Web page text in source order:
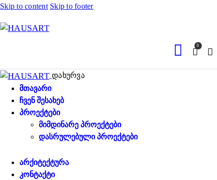
Skip to content Skip to footer
0
დახურვა
ᲛᲗᲐᲕᲐᲠᲘ
ᲩᲕᲔᲜ ᲨᲔᲡᲐᲮᲔᲑ
ᲞᲠᲝᲔᲥᲢᲔᲑᲘ
ᲛᲘᲛᲓᲘᲜᲐᲠᲔ ᲞᲠᲝᲔᲥᲢᲔᲑᲘ
ᲓᲐᲡᲠᲣᲚᲔᲑᲣᲚᲘ ᲞᲠᲝᲔᲥᲢᲔᲑᲘ
ᲐᲠᲥᲘᲢᲔᲥᲢᲣᲠᲐ
ᲙᲝᲜᲢᲐᲥᲢᲘ